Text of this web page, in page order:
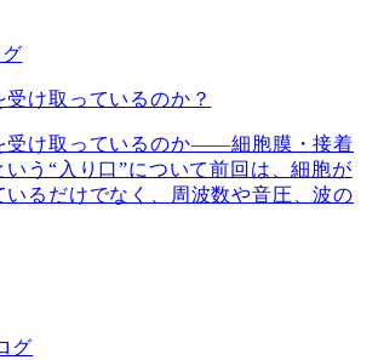
け取っているのか？
受け取っているのか――細胞膜・接着
う“入り口”について前回は、細胞が
いるだけでなく、周波数や音圧、波の
グ